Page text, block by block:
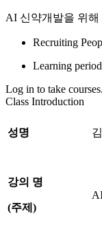
AI 신약개발을 위
Recruiting
Learning period
Log in to take courses.
Class Introduction
성명
강의 명
(주제 )